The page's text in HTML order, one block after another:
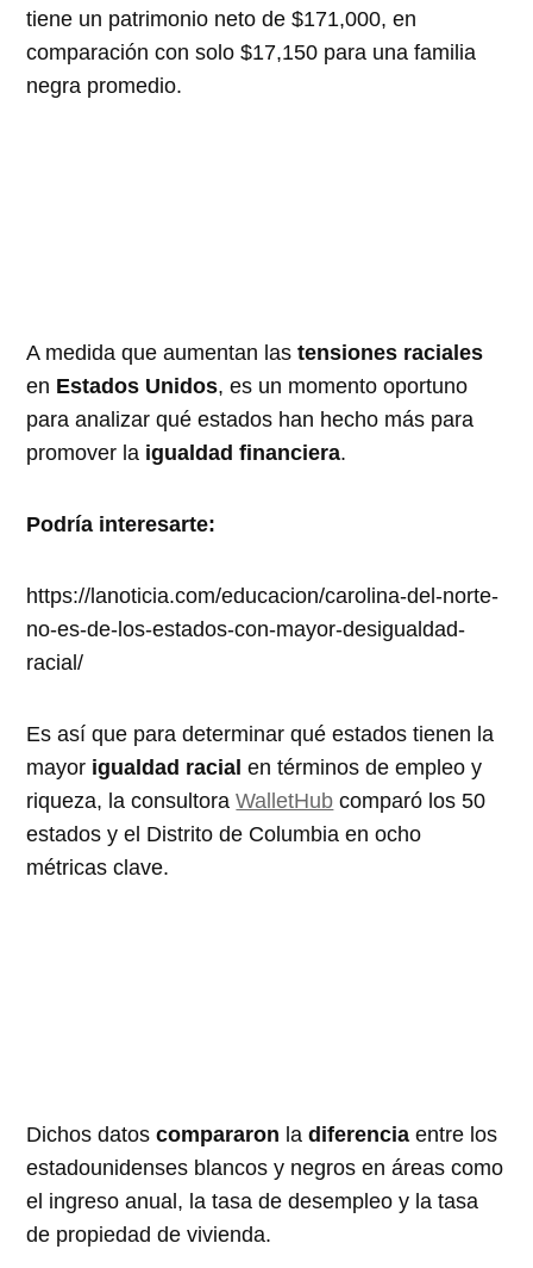
tiene un patrimonio neto de $171,000, en
comparación con solo $17,150 para una familia
negra promedio.
A medida que aumentan lastensiones raciales
en Estados Unidos, es un momento oportuno
para analizar qué estados han hecho más para
promover la igualdad financiera.
Podría interesarte:
https://lanoticia.com/educacion/carolina-del-norte-
no-es-de-los-estados-con-mayor-desigualdad-
racial/
Es así que para determinar qué estados tienen la
mayor igualdad racialen términos de empleo y
riqueza, la consultoraWalletHub comparó los 50
estados y el Distrito de Columbia en ocho
métricas clave.
Dichos datoscompararon ladiferenciaentre los
estadounidenses blancos y negros en áreas como
el ingreso anual, la tasa de desempleo y la tasa
de propiedad de vivienda.